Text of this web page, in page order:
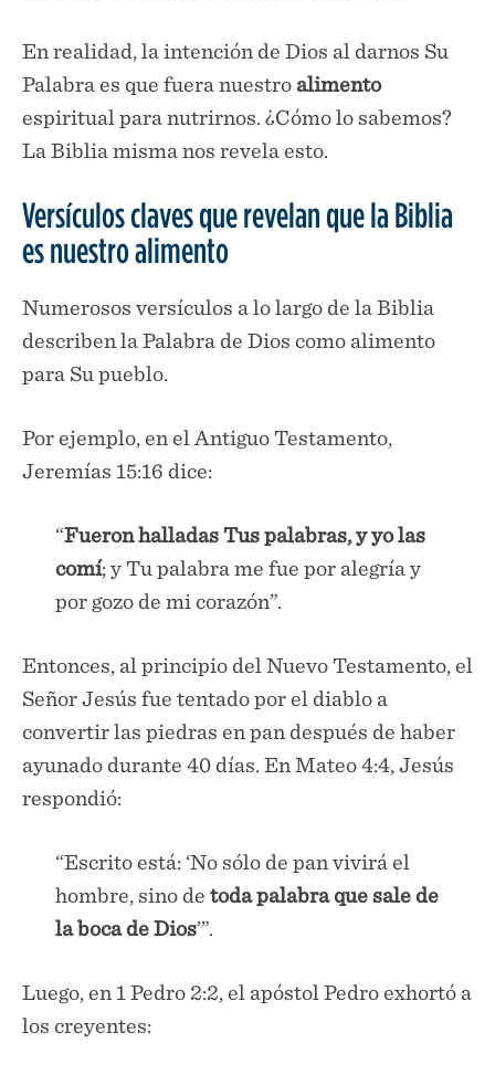
En realidad, la intención de Dios al darnos Su
Palabra es que fuera nuestro alimento
espiritual para nutrirnos. ¿Cómo lo sabemos?
La Biblia misma nos revela esto.
Versículos claves que revelan que la Biblia
es nuestro alimento
Numerosos versículos a lo largo de la Biblia
describen la Palabra de Dios como alimento
para Su pueblo.
Por ejemplo, en el Antiguo Testamento,
Jeremías 15:16 dice:
“Fueron halladas Tus palabras, y yo las
comí; y Tu palabra me fue por alegría y
por gozo de mi corazón”.
Entonces, al principio del Nuevo Testamento, el
Señor Jesús fue tentado por el diablo a
convertir las piedras en pan después de haber
ayunado durante 40 días. En Mateo 4:4, Jesús
respondió:
“Escrito está: ‘No sólo de pan vivirá el
hombre, sino de toda palabra que sale de
la boca de Dios’”.
Luego, en 1 Pedro 2:2, el apóstol Pedro exhortó a
los creyentes: